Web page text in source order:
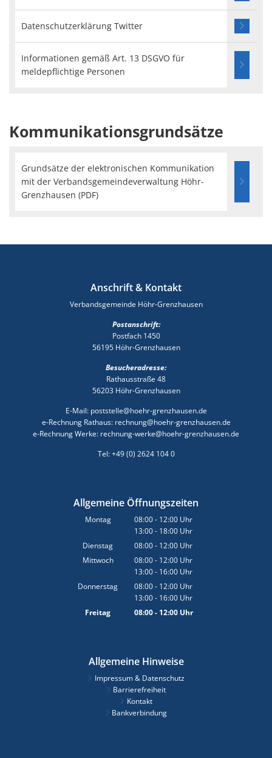
Datenschutzerklärung Twitter
Informationen gemäß Art. 13 DSGVO für
meldepflichtige Personen
Kommunikationsgrundsätze
Grundsätze der elektronischen Kommunikation
mit der Verbandsgemeindeverwaltung Höhr-
Grenzhausen (PDF)
Anschrift & Kontakt
Verbandsgemeinde Höhr-Grenzhausen
Postanschrift:
Postfach 1450
56195 Höhr-Grenzhausen
Besucheradresse:
Rathausstraße 48
56203 Höhr-Grenzhausen
E-Mail: poststelle@hoehr-grenzhausen.de
e-Rechnung Rathaus: rechnung@hoehr-grenzhausen.de
e-Rechnung Werke: rechnung-werke@hoehr-grenzhausen.de
Tel: +49 (0) 2624 104 0
Allgemeine Öffnungszeiten
Montag 08:00- 12:00 Uhr
Von 08:00 bis 12:00 Uhr
13:00- 18:00 Uhr
Von 13:00 bis 18:00 Uhr
Dienstag 08:00- 12:00 Uhr
Von 08:00 bis 12:00 Uhr
Mittwoch 08:00- 12:00 Uhr
Von 08:00 bis 12:00 Uhr
13:00- 16:00 Uhr
Von 13:00 bis 16:00 Uhr
Donnerstag 08:00- 12:00 Uhr
Von 08:00 bis 12:00 Uhr
13:00- 16:00 Uhr
Von 13:00 bis 16:00 Uhr
Freitag 08:00- 12:00Uhr
Allgemeine Hinweise
Impressum & Datenschutz
Barrierefreiheit
Kontakt
Bankverbindung